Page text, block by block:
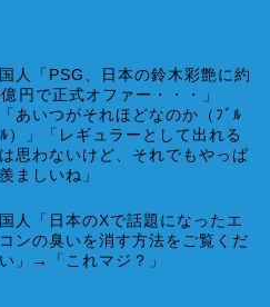
人「PSG、日本の鈴木彩艶に約
円で正式オファー・・・」
あいつがそれほどなのか（ﾌﾞﾙ
）」「レギュラーとして出れる
思わないけど、それでもやっぱ
ましいね」
人「日本のXで話題になったエ
ンの臭いを消す方法をご覧くだ
」→「これマジ？」